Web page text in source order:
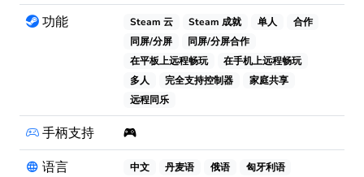
功能
Steam 云 Steam 成就 单人
合作
同屏/分屏
同屏/分屏合作
在平板上远程畅玩
在手机上远程畅玩
多人
完全支持控制器
家庭共享
远程同乐
手柄支持
语言
中文 丹麦语 俄语
匈牙利语